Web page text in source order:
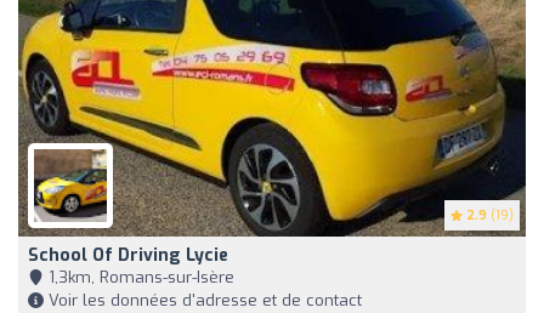
2.9 (19)
School Of Driving Lycie
1,3km, Romans-sur-Isère
Voir les données d'adresse et de contact